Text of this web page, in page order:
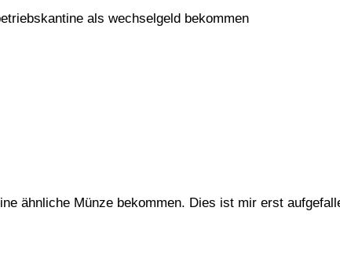
als wechselgeld bekommen
ähnliche Münze bekommen. Dies ist mir erst